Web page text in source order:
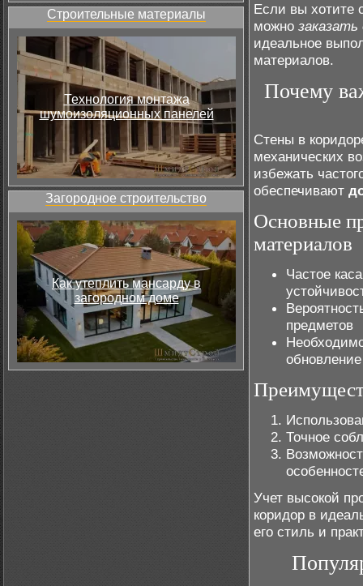
Строительные материалы
Технология монтажа
шумоизоляционных панелей
Загородное строительство
Как утеплить мансарду в
загородном доме
Если вы хотите
можно заказать
идеальное
материалов.
Почему
Стены в
механических
избежать
обеспечивают
Основные
материалов
Частое
предметов
Точное
Учет высокой
коридор в
его стиль и